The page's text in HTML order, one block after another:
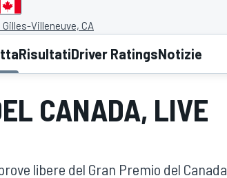
Villeneuve, CA
RisultatiDriver RatingsNotizie
CANADA, LIVE
libere del Gran Premio del Canada